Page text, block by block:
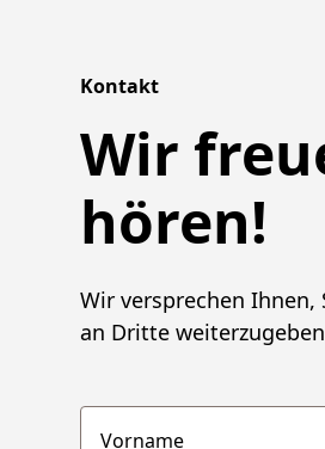
Kontakt
Wir
hören!
Wir versprechen Ihnen,
an Dritte
Vorname